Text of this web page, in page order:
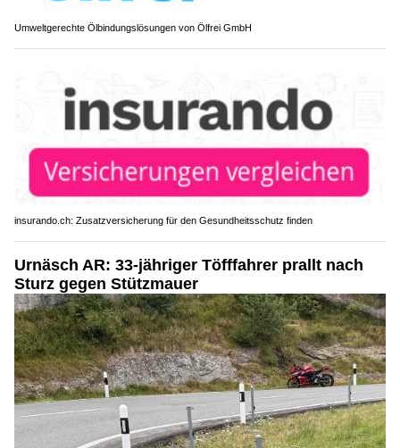
Umweltgerechte Ölbindungslösungen von Ölfrei GmbH
insurando.ch: Zusatzversicherung für den Gesundheitsschutz finden
Urnäsch AR: 33-jähriger Töfffahrer prallt nach
Sturz gegen Stützmauer